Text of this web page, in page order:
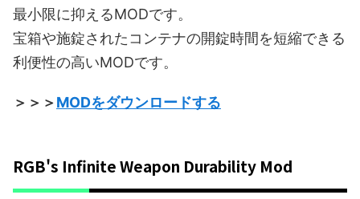
最小限に抑えるMODです。
宝箱や施錠されたコンテナの開錠時間を短縮できる
利便性の高いMODです。
＞＞＞MODをダウンロードする
RGB's Infinite Weapon Durability Mod